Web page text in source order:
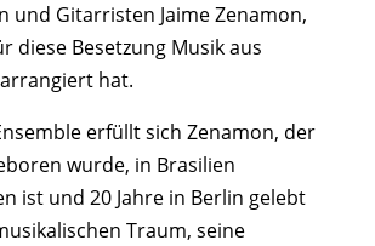
und Gitarristen Jaime Zenamon,
diese Besetzung Musik aus
hat.
erfüllt sich Zenamon, der
wurde, in Brasilien
ist und 20 Jahre in Berlin gelebt
Traum, seine